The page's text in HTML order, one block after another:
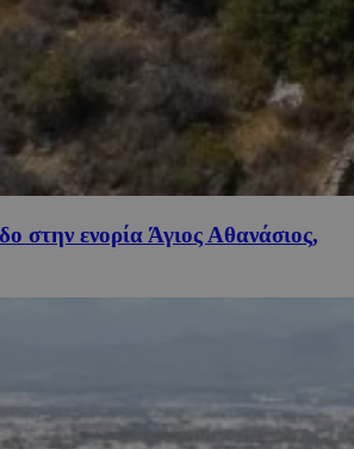
στην ενορία Άγιος Αθανάσιος,